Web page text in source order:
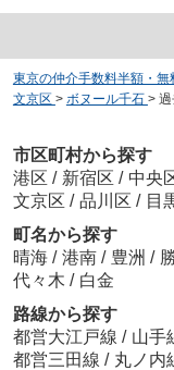
東京の仲介手数料半額・無
文京区 > ボヌール千石 >
市区町村から探す
港区 / 新宿区 / 中央
文京区 / 品川区 / 目
町名から探す
晴海 / 港南 / 豊洲 /
代々木 / 白金
路線から探す
都営大江戸線 / 山手
都営三田線 / 丸ノ内